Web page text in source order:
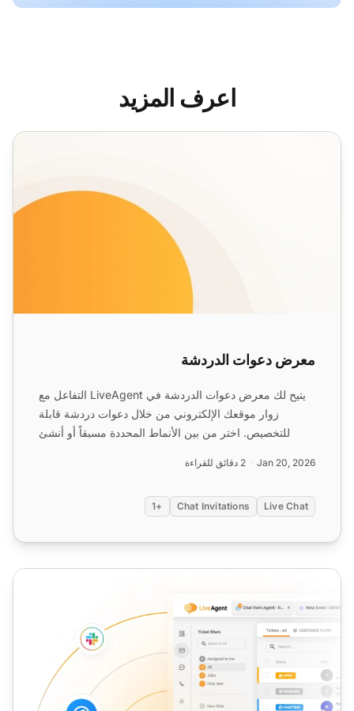
اعرف المزيد
معرض دعوات الدردشة
معرض دعوات الدردشة
يتيح لك معرض دعوات الدردشة في LiveAgent التفاعل مع
زوار موقعك الإلكتروني من خلال دعوات دردشة قابلة
للتخصيص. اختر من بين الأنماط المحددة مسبقاً أو أنشئ
Jan 20, 2026 2 دقائق للقراءة
Live Chat
Chat Invitations
+1
أداة الدردشة